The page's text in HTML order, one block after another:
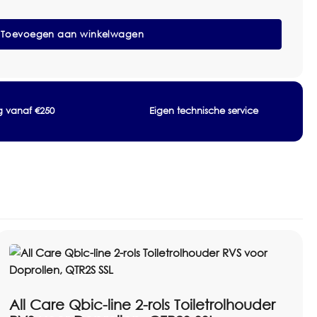
Toevoegen aan winkelwagen
vanaf €250 Eigen technische service
All Care Qbic-line 2-rols Toiletrolhouder